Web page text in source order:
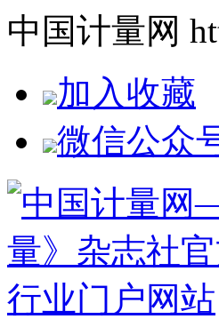
中国计量网
加入收藏
微信公众